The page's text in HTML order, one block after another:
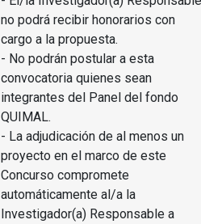
no podrá recibir honorarios con
cargo a la propuesta.
- No podrán postular a esta
convocatoria quienes sean
integrantes del Panel del fondo
QUIMAL.
- La adjudicación de al menos un
proyecto en el marco de este
Concurso compromete
automáticamente al/a la
Investigador(a) Responsable a